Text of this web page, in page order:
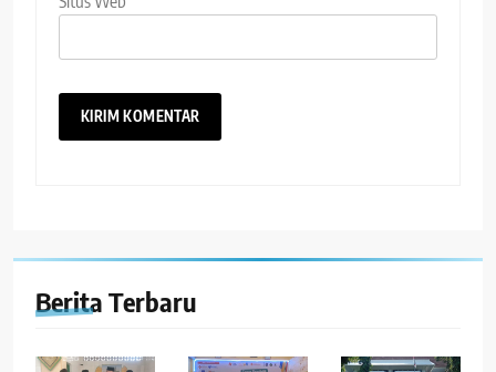
Berita Terbaru